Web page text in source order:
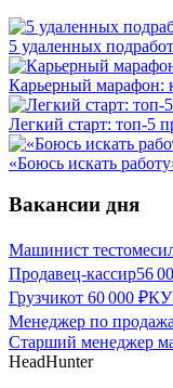
5 удаленных
Карьерный марафон:
Легкий старт: топ-5
«Боюсь искать
Вакансии дня
Машинист
Продавец-кассир56
Грузчикот 60 000 ₽
Менеджер по
Старший менеджер
HeadHunter